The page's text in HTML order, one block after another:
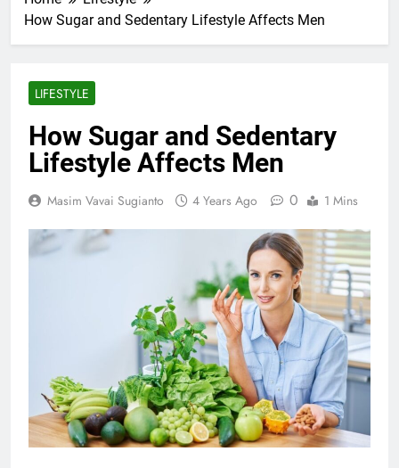
How Sugar and Sedentary Lifestyle Affects Men
LIFESTYLE
How Sugar and Sedentary
Lifestyle Affects Men
Masim Vavai Sugianto 4 Years Ago 0 1 Mins